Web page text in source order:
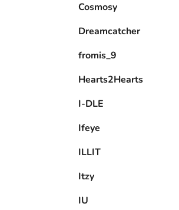
Cosmosy
Dreamcatcher
fromis_9
Hearts2Hearts
I-DLE
Ifeye
ILLIT
Itzy
IU